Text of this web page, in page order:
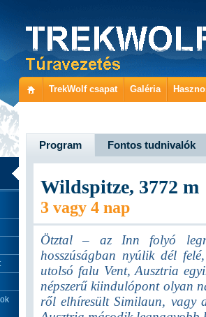
TrekWolf csapat Galéria
Program Fontos tudnivalók
Wildspitze, 3772 m
3 vagy 4 nap
Ötztal – az Inn folyó
hosszúságban nyúlik dél
utolsó falu Vent, Ausztria
népszerű kiindulópont olyan
ről elhíresült Similaun, vagy